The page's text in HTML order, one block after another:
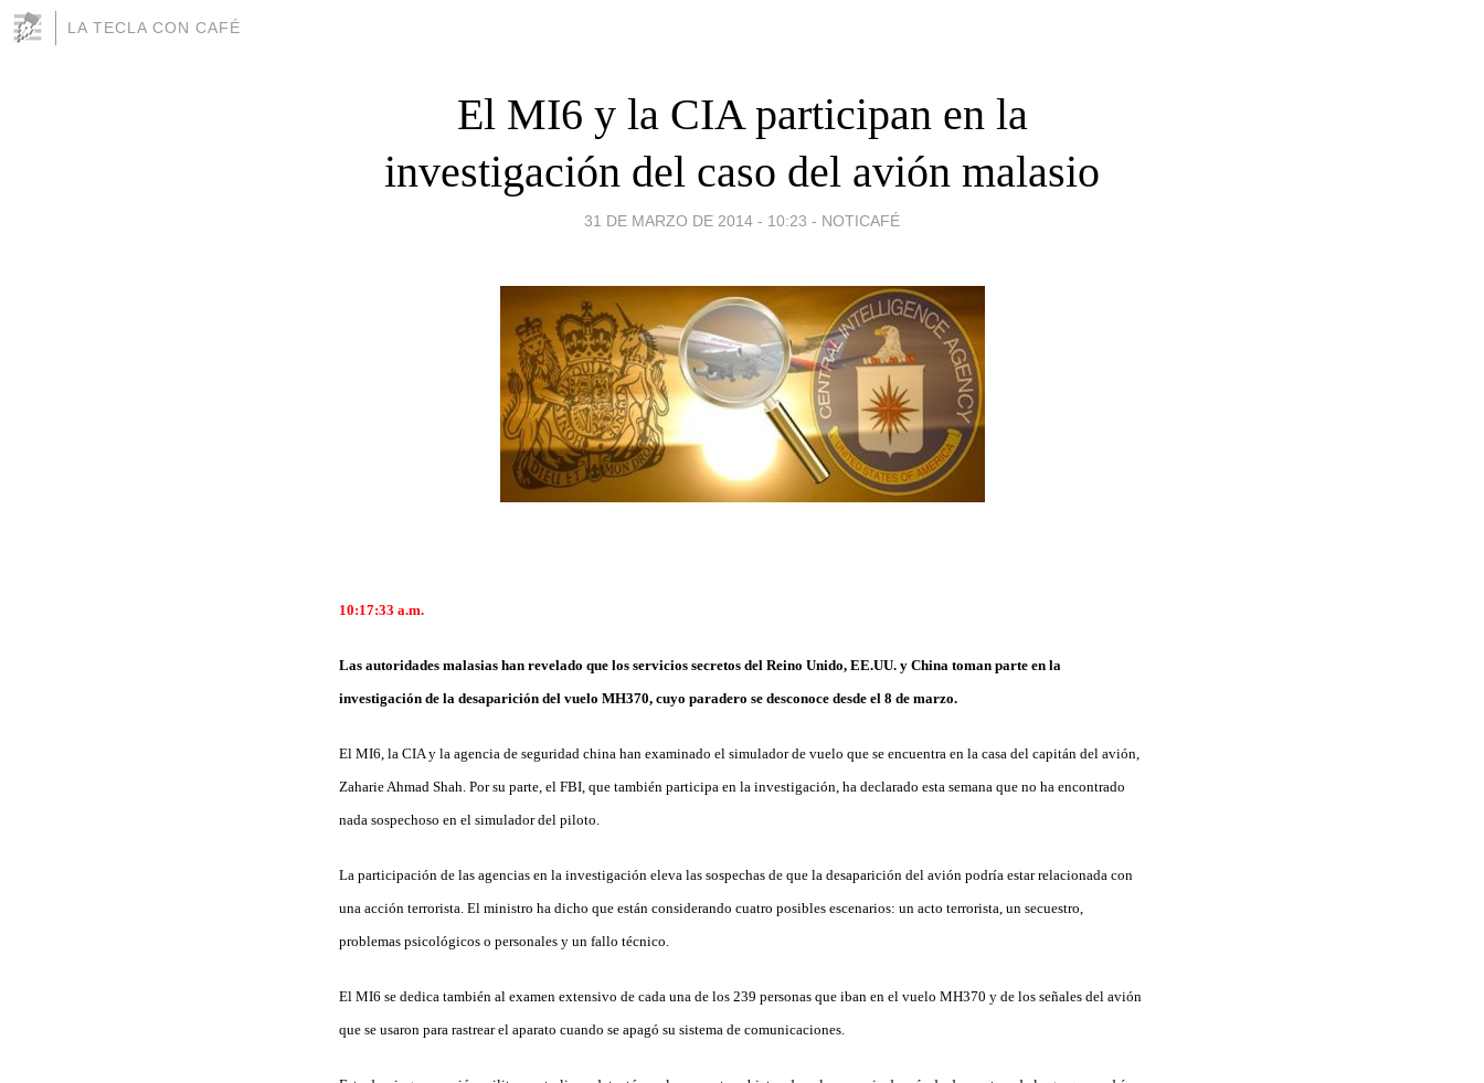
LA TECLA CON CAFÉ
El MI6 y la CIA participan en la
investigación del caso del avión malasio
31 DE MARZO DE 2014 - 10:23 - NOTICAFÉ
10:17:33 a.m.
Las autoridades malasias han revelado que los servicios secretos del Reino Unido, EE.UU. y China toman parte en la
investigación de la desaparición del vuelo MH370, cuyo paradero se desconoce desde el 8 de marzo.
El MI6, la CIA y la agencia de seguridad china han examinado el simulador de vuelo que se encuentra en la casa del capitán del avión,
Zaharie Ahmad Shah. Por su parte, el FBI, que también participa en la investigación, ha declarado esta semana que no ha encontrado
nada sospechoso en el simulador del piloto.
La participación de las agencias en la investigación eleva las sospechas de que la desaparición del avión podría estar relacionada con
una acción terrorista. El ministro ha dicho que están considerando cuatro posibles escenarios: un acto terrorista, un secuestro,
problemas psicológicos o personales y un fallo técnico.
El MI6 se dedica también al examen extensivo de cada una de los 239 personas que iban en el vuelo MH370 y de los señales del avión
que se usaron para rastrear el aparato cuando se apagó su sistema de comunicaciones.